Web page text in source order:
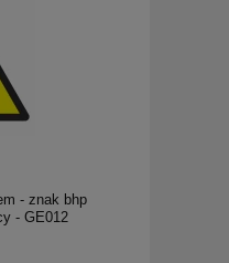
- znak bhp
- GE012